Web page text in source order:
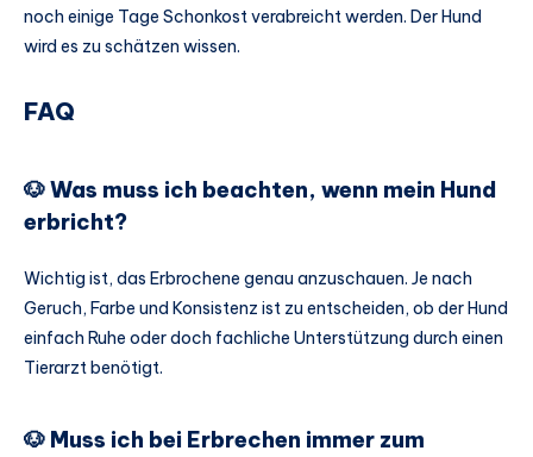
noch einige Tage Schonkost verabreicht werden. Der Hund
wird es zu schätzen wissen.
FAQ
🐶 Was muss ich beachten, wenn mein Hund
erbricht?
Wichtig ist, das Erbrochene genau anzuschauen. Je nach
Geruch, Farbe und Konsistenz ist zu entscheiden, ob der Hund
einfach Ruhe oder doch fachliche Unterstützung durch einen
Tierarzt benötigt.
🐶 Muss ich bei Erbrechen immer zum